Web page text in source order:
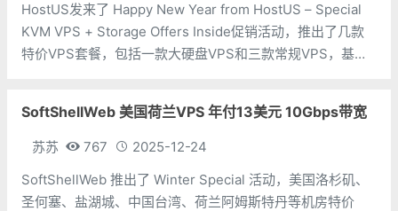
HostUS发来了 Happy New Year from HostUS – Special
KVM VPS + Storage Offers Inside促销活动，推出了几款
特价VPS套餐，包括一款大硬盘VPS和三款常规VPS，基于
SoftShellWeb 美国荷兰VPS 年付13美元 10Gbps带宽
苏苏 767
2025-12-24
SoftShellWeb 推出了 Winter Special 活动，美国洛杉矶、
圣何塞、盐湖城、中国台湾、荷兰阿姆斯特丹等机房特价